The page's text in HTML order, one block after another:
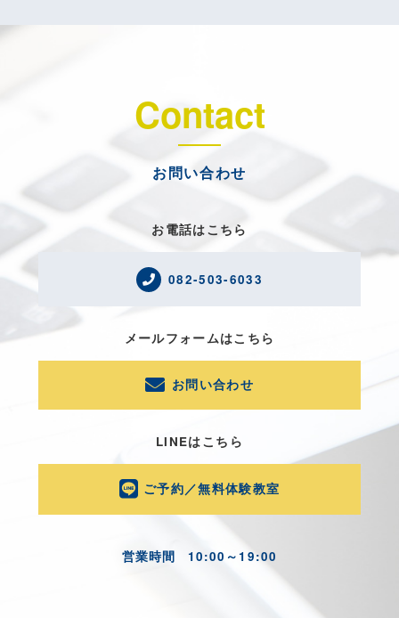
Contact
お問い合わせ
お電話はこちら
082-503-6033
メールフォームはこちら
お問い合わせ
LINEはこちら
ご予約／無料体験教室
営業時間 10:00～19:00